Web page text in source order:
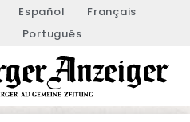
Español
Français
Português